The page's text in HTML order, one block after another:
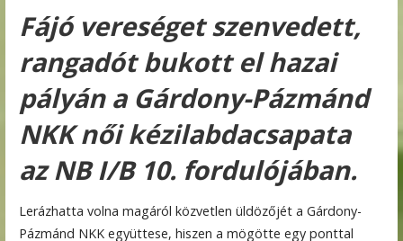
Fájó vereséget szenvedett,
rangadót bukott el hazai
pályán a Gárdony-Pázmánd
NKK női kézilabdacsapata
az NB I/B 10. fordulójában.
Lerázhatta volna magáról közvetlen üldözőjét a Gárdony-
Pázmánd NKK együttese, hiszen a mögötte egy ponttal